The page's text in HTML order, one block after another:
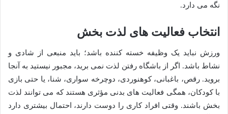
نگه می دارد.
انتخاب فعالیت های لذت بخش
ورزش نباید یک وظیفه خسته کننده باشد؛ باید منبعی از شادی و
نشاط باشد. اگر از باشگاه رفتن لذت نمی برید، مجبور نیستید به آنجا
بروید. رقص، باغبانی، کوهنوردی، دوچرخه سواری، شنا، یا حتی بازی
با کودکان، همگی فعالیت های بدنی مؤثری هستند که می توانند لذت
بخش باشند. وقتی افراد کاری را دوست دارند، احتمال بیشتری دارد